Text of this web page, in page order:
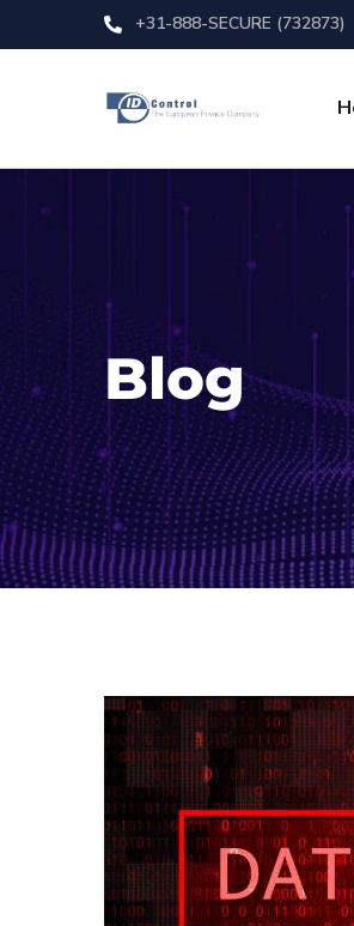
+31-888-SECURE (732873)
Blog